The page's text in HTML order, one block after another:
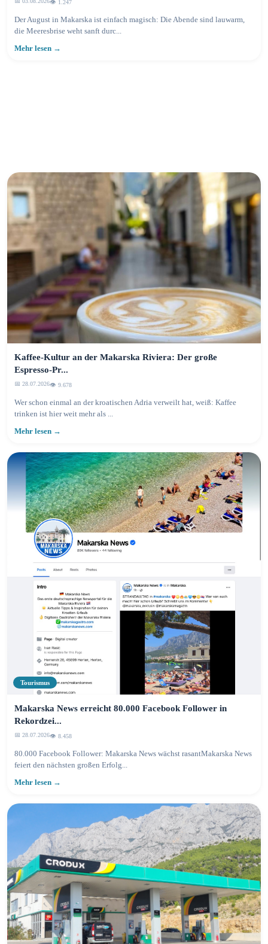
👁️ 1.248
Der August in Makarska ist einfach magisch: Die Abende sind lauwarm,
die Meeresbrise weht sanft durc...
Mehr lesen →
Kaffee-Kultur an der Makarska Riviera: Der große
Espresso-Pr...
📅 28.07.2026👁️ 9.683
Wer schon einmal an der kroatischen Adria verweilt hat, weiß: Kaffee
trinken ist hier weit mehr als ...
Mehr lesen →
Tourismus
Makarska News erreicht 80.000 Facebook Follower in
Rekordzei...
📅 28.07.2026👁️ 8.458
80.000 Facebook Follower: Makarska News wächst rasantMakarska News
feiert den nächsten großen Erfolg...
Mehr lesen →